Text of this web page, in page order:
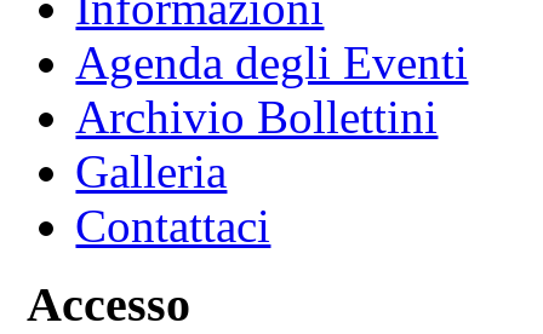
Agenda degli Eventi
Archivio Bollettini
Galleria
Contattaci
Accesso